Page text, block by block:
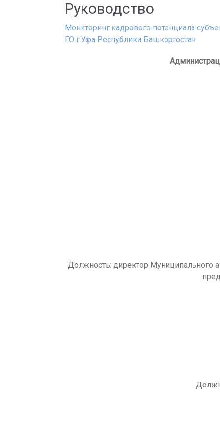
Руководство
Мониторинг кадрового потенциала
ГО г.Уфа Республики Башкортостан
Должность: директор Муниципального